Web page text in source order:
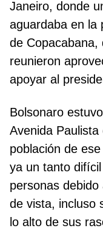
Janeiro, donde
aguardaba en la
de Copacabana,
reunieron
apoyar al
Bolsonaro
Avenida
población de
ya un tanto
personas
de vista, incluso
lo alto de sus